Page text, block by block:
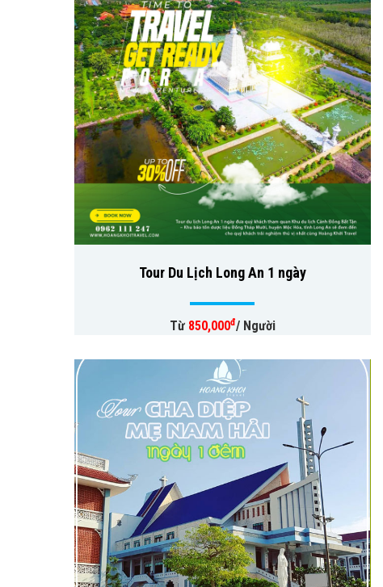
Tour Du Lịch Long An 1 ngày
Từ 850,000đ/ Người